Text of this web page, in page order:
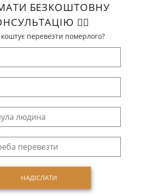
БЕЗКОШТОВНУ
👈🏻
коштує перевезти померлого?